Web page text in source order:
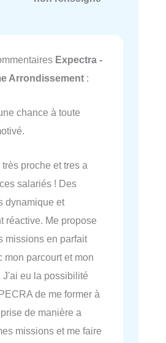
Expectra -
Arrondissement :
chance à toute
proche et tres a
salariés ! Des
dynamique et
réactive. Me propose
missions en parfait
mon parcourt et mon
J'ai eu la possibilité
de me former à
de manière a
missions et me faire